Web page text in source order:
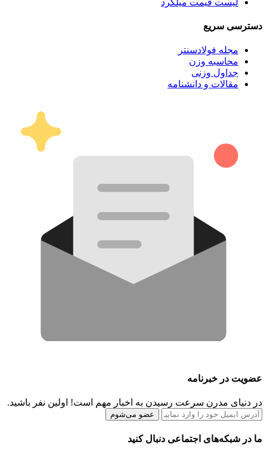
لیست قیمت میلگرد
دسترسی سریع
مجله فولادسنتر
محاسبه وزن
جداول وزنی
مقالات و دانشنامه
عضویت در خبرنامه
در دنیای مدرن سرعت رسیدن به اخبار مهم است! اولین نفر باشید.
عضو می‌شوم
ما در شبکه‌های اجتماعی دنبال کنید